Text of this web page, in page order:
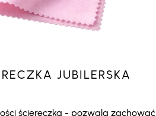
JUBILERSKA
ściereczka - pozwala zachować